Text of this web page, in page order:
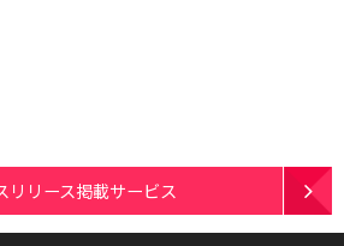
リリース掲載サービス